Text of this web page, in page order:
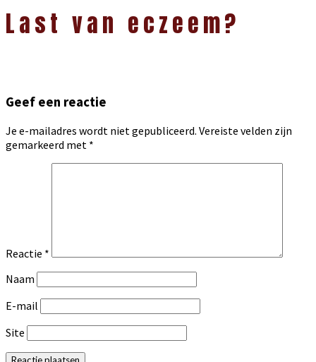
Interacties
Last van eczeem?
Geef een reactie
Je e-mailadres wordt niet gepubliceerd. Vereiste velden zijn
gemarkeerd met *
Reactie *
Naam
E-mail
Site